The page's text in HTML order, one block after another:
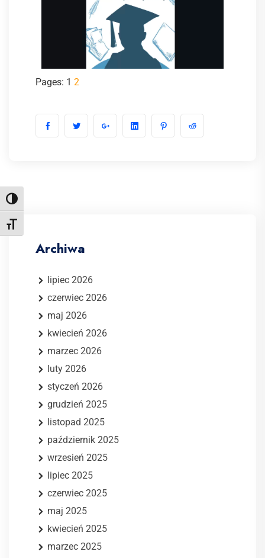
Toggle High Contrast
Toggle Font size
Pages: 1 2
Archiwa
lipiec 2026
czerwiec 2026
maj 2026
kwiecień 2026
marzec 2026
luty 2026
styczeń 2026
grudzień 2025
listopad 2025
październik 2025
wrzesień 2025
lipiec 2025
czerwiec 2025
maj 2025
kwiecień 2025
marzec 2025